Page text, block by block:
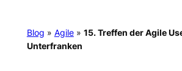
Blog » Agile» 15. Treffen der Agile
Unterfranken